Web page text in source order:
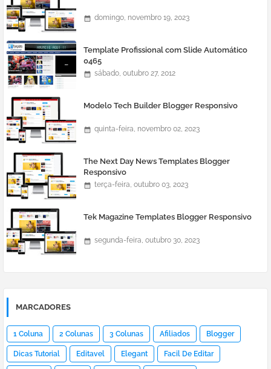
domingo, novembro 19, 2023
Template Profissional com Slide Automático
0465
sábado, outubro 27, 2012
Modelo Tech Builder Blogger Responsivo
quinta-feira, novembro 02, 2023
The Next Day News Templates Blogger
Responsivo
terça-feira, outubro 03, 2023
Tek Magazine Templates Blogger Responsivo
segunda-feira, outubro 30, 2023
MARCADORES
1 Coluna 2 Colunas 3 Colunas Afiliados Blogger
Dicas Tutorial Editavel Elegant Facil De Editar